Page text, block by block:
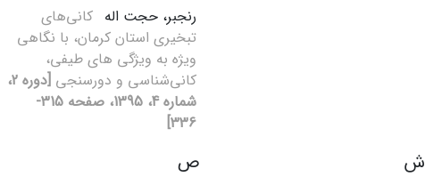
رنجبر، حجت اله کانی‌های
تبخیری استان کرمان، با نگاهی
ویژه به ویژگی های طیفی،
کانی‌شناسی و دورسنجی
[دوره 2،
شماره 4، 1395، صفحه 315-
336]
ش ص